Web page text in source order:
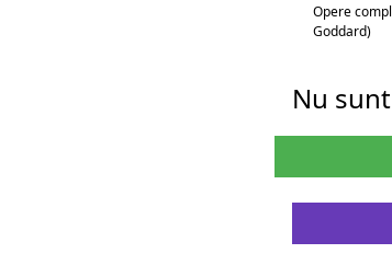
Opere
Goddard)
Nu